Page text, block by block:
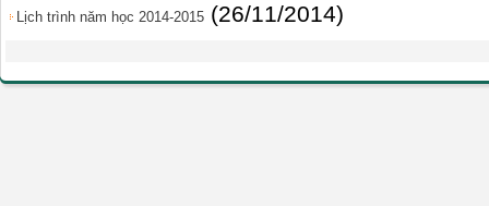
Lịch trình năm học 2014-2015 (26/11/2014)